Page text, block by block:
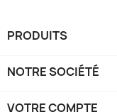
PRODUITS
NOTRE SOCIÉTÉ
VOTRE COMPTE